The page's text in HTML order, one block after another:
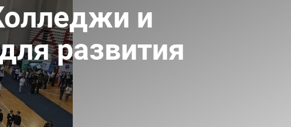
и
развития